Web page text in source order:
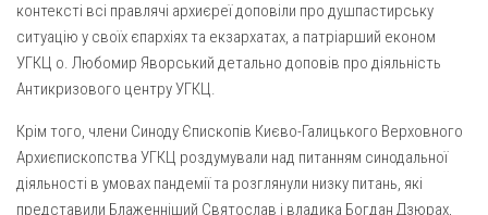
Оголошення
Трансляції
контексті всі правлячі архиєреї доповіли про душпастирську
ситуацію у своїх єпархіях та екзархатах, а патріарший економ
УГКЦ о. Любомир Яворський детально доповів про діяльність
Антикризового центру УГКЦ.
Крім того, члени Синоду Єпископів Києво-Галицького Верховного
Архиєпископства УГКЦ роздумували над питанням синодальної
діяльності в умовах пандемії та розглянули низку питань, які
представили Блаженніший Святослав і владика Богдан Дзюрах,